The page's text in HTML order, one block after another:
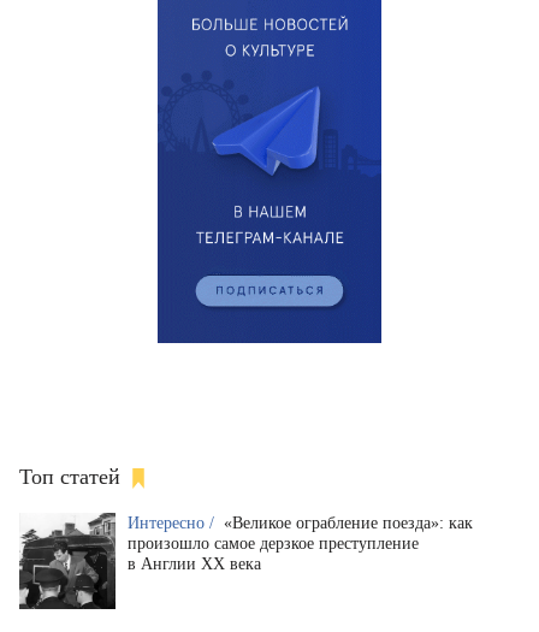
Топ статей
Интересно / «Великое ограбление поезда»: как
произошло самое дерзкое преступление
в Англии XX века